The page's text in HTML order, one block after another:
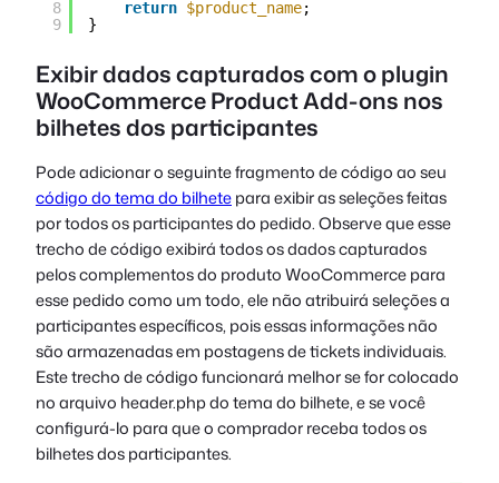
8
9
return $product_name;
}
Exibir dados capturados com o plugin
WooCommerce Product Add-ons nos
bilhetes dos participantes
Pode adicionar o seguinte fragmento de código ao seu
código do tema do bilhetepara exibir as seleções feitas
por todos os participantes do pedido. Observe que esse
trecho de código exibirá todos os dados capturados
pelos complementos do produto WooCommerce para
esse pedido como um todo, ele não atribuirá seleções a
participantes específicos, pois essas informações não
são armazenadas em postagens de tickets individuais.
Este trecho de código funcionará melhor se for colocado
no arquivo header.php do tema do bilhete, e se você
configurá-lo para que o comprador receba todos os
bilhetes dos participantes.